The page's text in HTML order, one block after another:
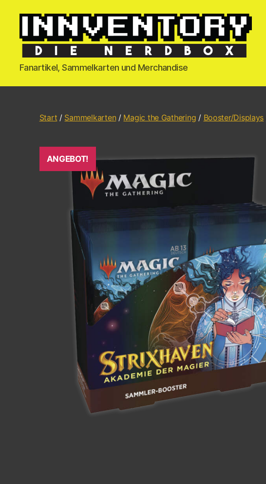
Fanartikel, Sammelkarten und Merchandise
Start / Sammelkarten / Magic the Gathering / Booster/Displays
ANGEBOT!